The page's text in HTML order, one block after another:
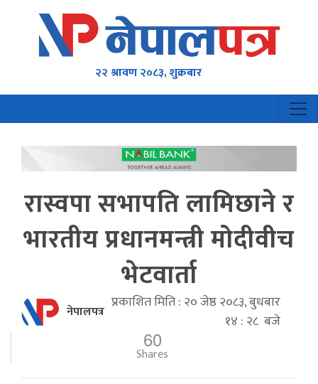
२२ श्रावण २०८३, शुक्रबार
रास्वपा सभापति लामिछाने र
भारतीय प्रधानमन्त्री मोदीवीच
भेटवार्ता
नेपालपत्र प्रकाशित मिति : २० जेष्ठ २०८३, बुधबार
१४ : २८ बजे
60
Shares